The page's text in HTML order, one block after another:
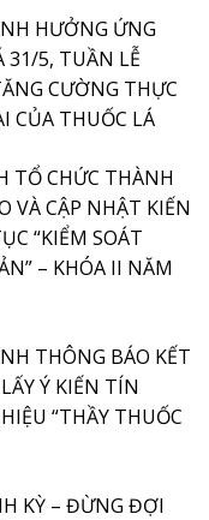
HƯỞNG ỨNG
31/5, TUẦN LỄ
CƯỜNG THỰC
CỦA THUỐC LÁ
TỔ CHỨC THÀNH
VÀ CẬP NHẬT KIẾN
“KIỂM SOÁT
– KHÓA II NĂM
THÔNG BÁO KẾT
Ý KIẾN TÍN
“THẦY THUỐC
KỲ – ĐỪNG ĐỢI